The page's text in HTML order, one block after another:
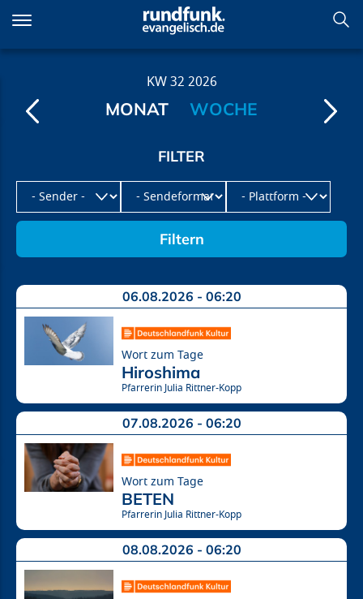
zum
Inhalt
KW 32 2026
MONAT WOCHE
03.08.2026 - 06:20
Wort zum Tage
…im Herzen barfuß
04.08.2026 - 06:20
In den Himmel
05.08.2026 - 06:20
Sophie Scholl
Pfarrerin Julia Rittner-Kopp
06.08.2026 - 06:20
Wort zum Tage
Hiroshima
Pfarrerin Julia Rittner-Kopp
07.08.2026 - 06:20
Wort zum Tage
BETEN
Pfarrerin Julia Rittner-Kopp
08.08.2026 - 06:20